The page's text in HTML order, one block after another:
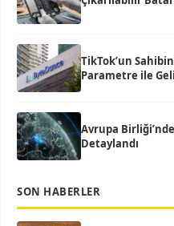
TikTok’un
Parametre ile
Avrupa
Detaylandı
SON HABERLER